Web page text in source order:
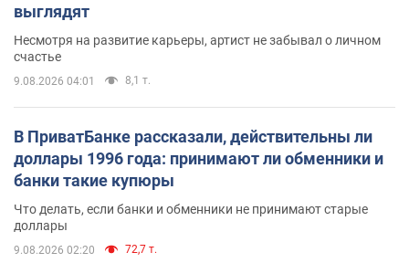
выглядят
Несмотря на развитие карьеры, артист не забывал о личном
счастье
9.08.2026 04:01 8,1 т.
В ПриватБанке рассказали, действительны ли
доллары 1996 года: принимают ли обменники и
банки такие купюры
Что делать, если банки и обменники не принимают старые
доллары
9.08.2026 02:20 72,7 т.